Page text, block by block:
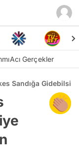
Acı Gerçekler
Sandığa